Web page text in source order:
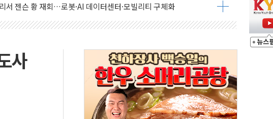
...모더나·아이온큐·도어대시↑ VS 샌디스크·피그마·앱러빈↓
N% 성과급 반대…상법·자본시장법 개정 논의"
도미사일 발사에 긴급 안보 점검회의
용 둔화·호르무즈 재개방 기대에 강세
화에 실적 호조까지, 상승...호실적 보고 기업 상승세 뚜렷
우크라 민간인 '사파리' 공격… 시민들 공포감 극대화 전략
속 'DGC' 임시 주총 기대감에 홀로 상한가…마진 잔액은 사상 최고
사